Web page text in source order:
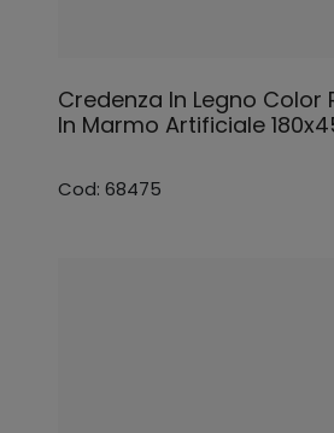
Credenza In Legno Color
In Marmo Artificiale
Cod: 68475